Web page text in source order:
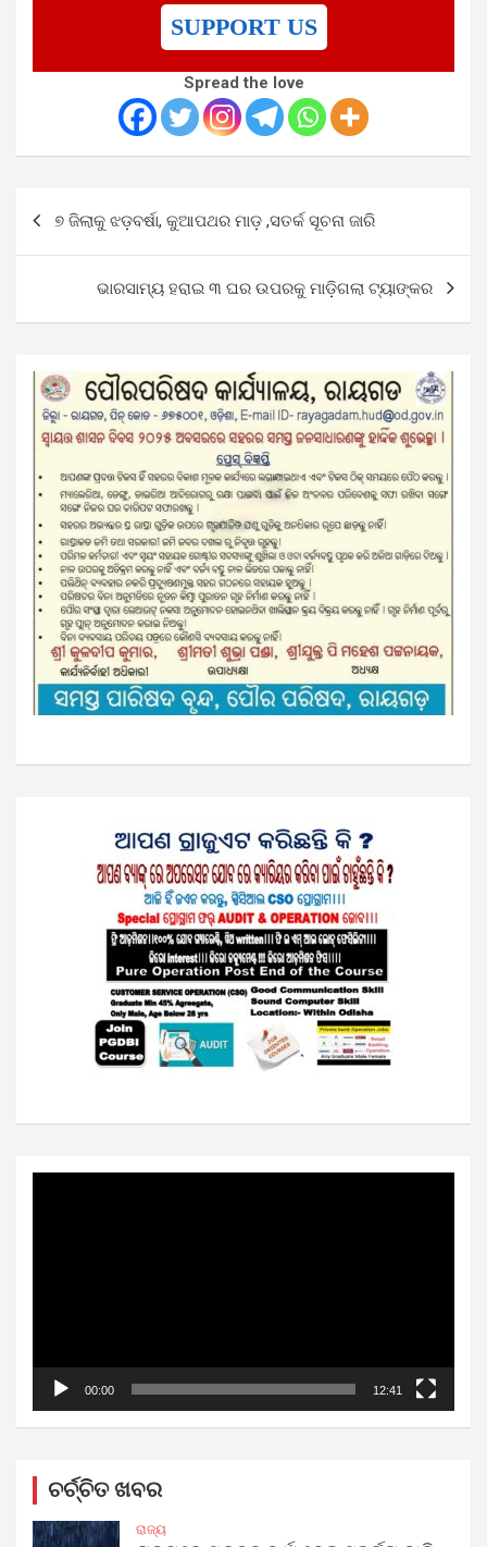
SUPPORT US
Spread the love
navigation
୭ ଜିଲାକୁ ଝଡ଼ବର୍ଷା, କୁଆପଥର ମାଡ଼ ,ସତର୍କ ସୂଚନା ଜାରି
ଭାରସାମ୍ୟ ହରାଇ ୩ ଘର ଉପରକୁ ମାଡ଼ିଗଲା ଟ୍ୟାଙ୍କର
00:00 12:41
ଚର୍ଚ୍ଚିତ ଖବର
ରାଜ୍ୟ